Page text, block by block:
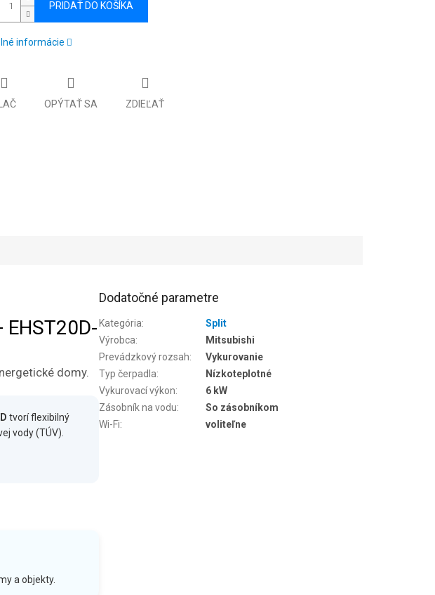
PRIDAŤ DO KOŠÍKA
informácie
OPÝTAŤ SA ZDIEĽAŤ
domy.
tvorí flexibilný
vody (TÚV).
a objekty.
Dodatočné parametre
Kategória:
Split
Výrobca:
Mitsubishi
Prevádzkový rozsah:
Vykurovanie
Typ čerpadla:
Nízkoteplotné
Vykurovací výkon:
6 kW
Zásobník na vodu:
So zásobníkom
Wi-Fi: voliteľne